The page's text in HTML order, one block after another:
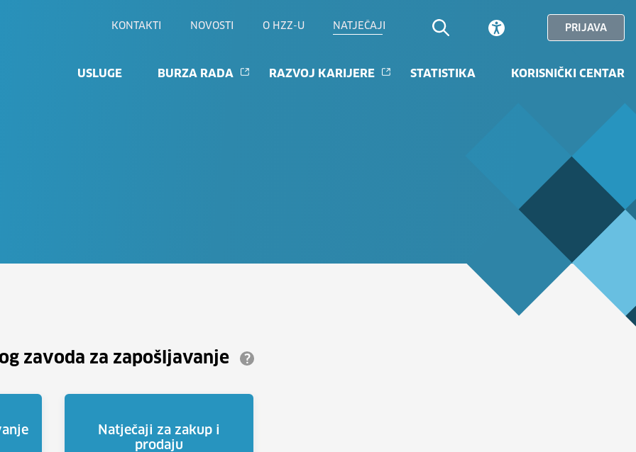
KONTAKTI NOVOSTI O HZZ-U NATJEČAJI PRIJAVA
USLUGE BURZA RADA RAZVOJ KARIJERE STATISTIKA KORISNIČKI CENTAR
zavoda za zapošljavanje ?
Natječaji za zakup i
prodaju